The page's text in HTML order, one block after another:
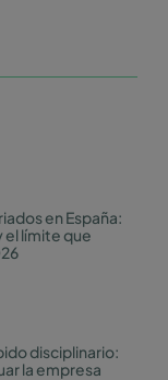
en España:
el límite que
disciplinario:
la empresa